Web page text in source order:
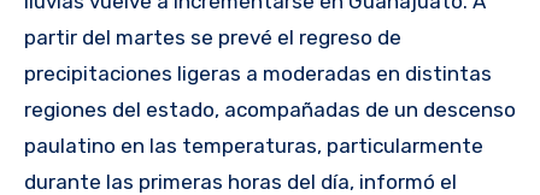
partir del martes se prevé el regreso de
precipitaciones ligeras a moderadas en distintas
regiones del estado, acompañadas de un descenso
paulatino en las temperaturas, particularmente
durante las primeras horas del día, informó el